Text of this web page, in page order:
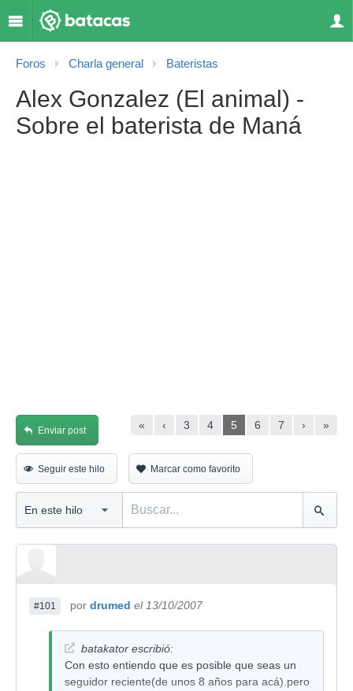
Foros Charla general Bateristas
Alex Gonzalez (El animal) -
Sobre el baterista de Maná
« ‹ 3 4 5 6 7 › »
Enviar post
Seguir este hilo Marcar como favorito
#101 por drumed el 13/10/2007
batakator escribió:
Con esto entiendo que es posible que seas un
seguidor reciente(de unos 8 años para acá).pero